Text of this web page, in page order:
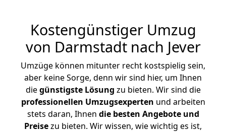
Kostengünstiger Umzug
von Darmstadt nach Jever
Umzüge können mitunter recht kostspielig sein,
aber keine Sorge, denn wir sind hier, um Ihnen
diegünstigste Lösung zu bieten. Wir sind die
professionellen Umzugsexperten und arbeiten
stets daran, Ihnen die besten Angebote und
Preisezu bieten. Wir wissen, wie wichtig es ist,